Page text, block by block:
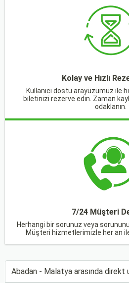
Kolay ve Hızlı
Kullanıcı dostu arayüzümüz ile
biletinizi rezerve edin. Zaman
odaklanın.
7/24 Müşteri
Herhangi bir sorunuz veya
Müşteri hizmetlerimizle her an
Abadan - Malatya arasında direkt